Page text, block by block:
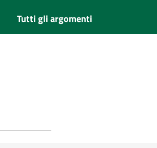
Tutti gli argomenti